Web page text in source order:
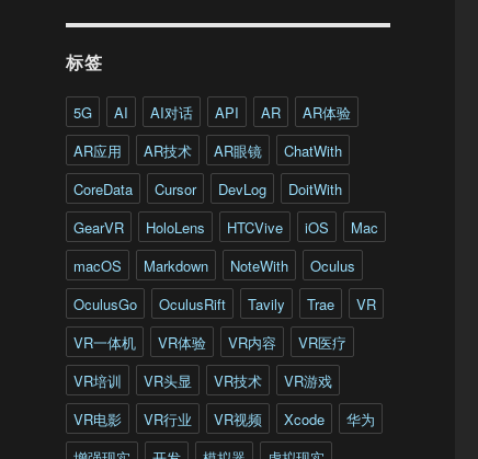
标签
5G AI AI对话 API AR
AR体验
AR应用
AR技术 AR眼镜
ChatWith
CoreData
Cursor DevLog
DoitWith
GearVR
HoloLens HTCVive iOS
Mac
macOS
Markdown NoteWith
Oculus
OculusGo
OculusRift Tavily Trae
VR
VR一体机
VR体验 VR内容
VR医疗
VR培训
VR头显 VR技术
VR游戏
VR电影
VR行业 VR视频 Xcode
华为